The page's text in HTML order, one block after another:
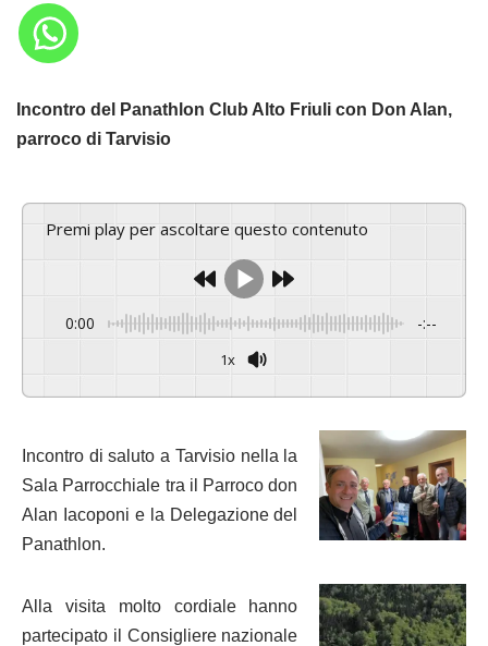
Incontro del Panathlon Club Alto Friuli con Don Alan,
parroco di Tarvisio
Premi play per ascoltare questo contenuto
0:00 -:--
1x
Incontro di saluto a Tarvisio nella la
Sala Parrocchiale tra il Parroco don
Alan Iacoponi e la Delegazione del
Panathlon.
Alla visita molto cordiale hanno
partecipato il Consigliere nazionale